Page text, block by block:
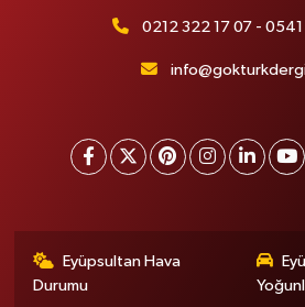
0212 322 17 07 -
Eyüpsultan Hava
Durumu